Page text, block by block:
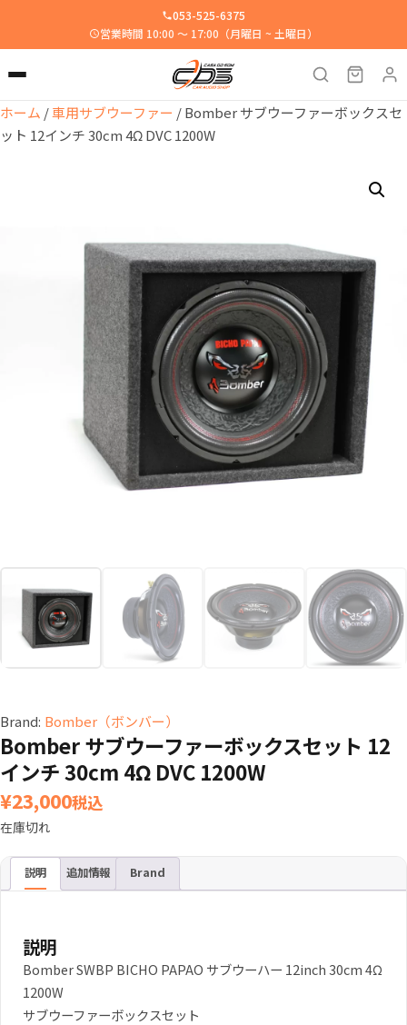
053-525-6375
営業時間 10:00 ～ 17:00（月曜日 ~ 土曜日）
ホーム /車用サブウーファー / Bomber サブウーファーボックスセ
ット 12インチ 30cm 4Ω DVC 1200W
Brand: Bomber（ボンバー）
Bomber サブウーファーボックスセット 12
インチ 30cm 4Ω DVC 1200W
¥23,000税込
在庫切れ
説明 追加情報 Brand
説明
Bomber SWBP BICHO PAPAO サブウーハー 12inch 30cm 4Ω
1200W
サブウーファーボックスセット